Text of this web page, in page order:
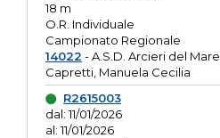
18 m
O.R. Individuale
Campionato Regionale
14022 - A.S.D. Arcieri del Mare
Capretti, Manuela Cecilia
R2615003
dal: 11/01/2026
al: 11/01/2026